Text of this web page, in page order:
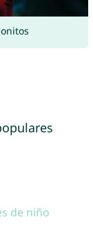
de niño